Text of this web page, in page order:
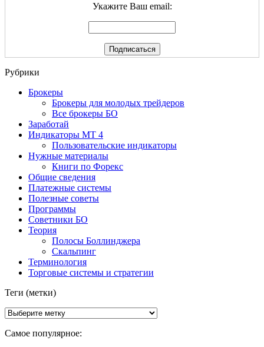
Укажите Ваш email:
Рубрики
Брокеры
Брокеры для молодых трейдеров
Все брокеры БО
Заработай
Индикаторы МТ 4
Пользовательские индикаторы
Нужные материалы
Книги по Форекс
Общие сведения
Платежные системы
Полезные советы
Программы
Советники БО
Теория
Полосы Боллинджера
Скальпинг
Терминология
Торговые системы и стратегии
Теги (метки)
Самое популярное: